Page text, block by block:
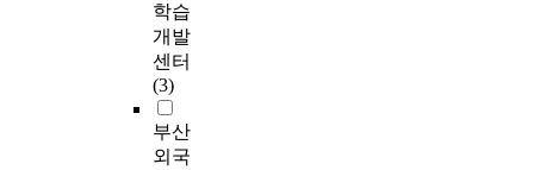
학습
개발
센터
(3)
부산
외국